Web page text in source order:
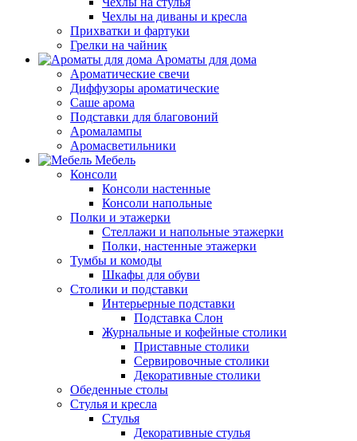
Чехлы на диваны и кресла
Прихватки и фартуки
Грелки на чайник
Ароматы для дома
Ароматические свечи
Диффузоры ароматические
Саше арома
Подставки для благовоний
Аромалампы
Аромасветильники
Мебель
Консоли
Консоли настенные
Консоли напольные
Полки и этажерки
Стеллажи и напольные этажерки
Полки, настенные этажерки
Тумбы и комоды
Шкафы для обуви
Столики и подставки
Интерьерные подставки
Подставка Слон
Журнальные и кофейные столики
Приставные столики
Сервировочные столики
Декоративные столики
Обеденные столы
Стулья и кресла
Стулья
Декоративные стулья